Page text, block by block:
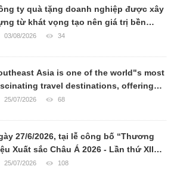
ty quà tặng doanh nghiệp được xây
từ khát vọng tạo nên giá trị bền
03/08/2026 34
Asia is one of the world"s most
travel destinations, offering
landscapes, rich cultural
25/07/2026 68
27/6/2026, tại lễ công bố “Thương
Xuất sắc Châu Á 2026 - Lần thứ XII”,
TY VẬN CHUYỂN QUỐC TẾ PHAN
25/07/2026 108